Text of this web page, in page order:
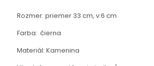
Rozmer: priemer 33 cm, v:6 cm
Farba: čierna
Materiál: Kamenina